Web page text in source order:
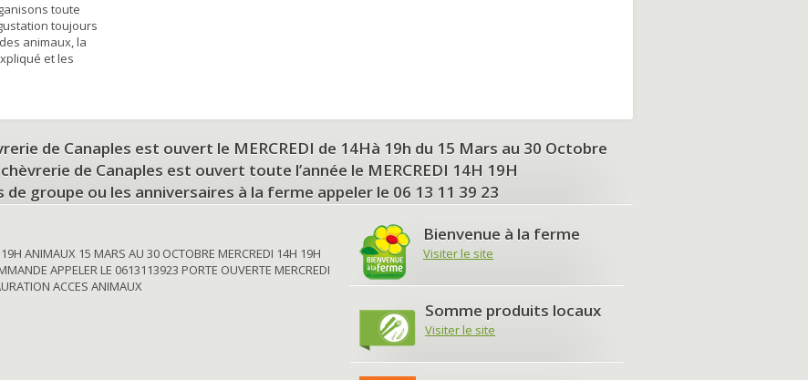
toute
toujours
animaux, la
et les
de Canaples est ouvert le MERCREDI de 14Hà 19h du 15 Mars au 30 Octobre
de Canaples est ouvert toute l’année le MERCREDI 14H 19H
de groupe ou les anniversaires à la ferme appeler le 06 13 11 39 23
ANIMAUX 15 MARS AU 30 OCTOBRE MERCREDI 14H 19H
APPELER LE 0613113923 PORTE OUVERTE MERCREDI
ACCES ANIMAUX
Bienvenue à la ferme
Visiter le site
Somme produits locaux
Visiter le site